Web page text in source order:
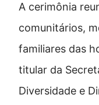
A cerimônia
comunitários,
familiares das
titular da
Diversidade e